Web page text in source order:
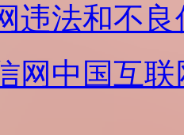
违法和不
网 中国互